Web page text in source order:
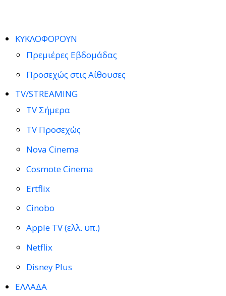
ΚΥΚΛΟΦΟΡΟΥΝ
Πρεμιέρες Εβδομάδας
Προσεχώς στις Αίθουσες
TV/STREAMING
TV Σήμερα
TV Προσεχώς
Nova Cinema
Cosmote Cinema
Ertflix
Cinobo
Apple TV (ελλ. υπ.)
Netflix
Disney Plus
ΕΛΛΑΔΑ